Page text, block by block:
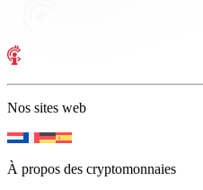
Nos sites web
À propos des cryptomonnaies